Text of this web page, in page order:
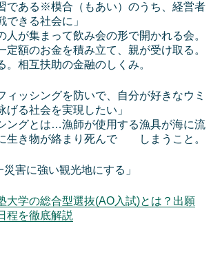
である※模合（もあい）のうち、経営者
できる社会に」
が集まって飲み会の形で開かれる会。
定額のお金を積み立て、親が受け取る。
。相互扶助の金融のしくみ。
ィッシングを防いで、自分が好きなウミ
げる社会を実現したい」
ングとは…漁師が使用する漁具が海に流
生き物が絡まり死んで しまうこと。
害に強い観光地にする」
大学の総合型選抜(AO入試)とは？出願
程を徹底解説